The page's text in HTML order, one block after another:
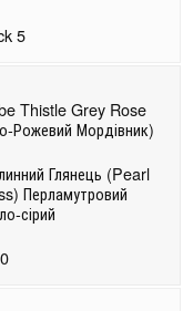
5
Thistle Grey Rose
Рожевий Мордівник)
Глянець (Pearl
Перламутровий
сірий